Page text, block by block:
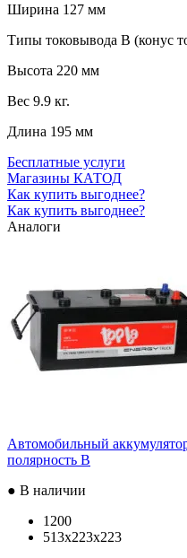
Ширина 127 мм
Типы токовывода B (конус
Высота 220 мм
Вес 9.9 кг.
Длина 195 мм
Бесплатные услуги
Магазины КАТОД
Как купить выгоднее?
Как купить выгоднее?
Аналоги
Автомобильный
полярность B
● В наличии
1200
513x223x223